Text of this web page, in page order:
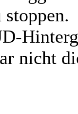
nicht